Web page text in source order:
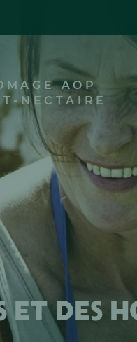
AOP
NECTAIRE
et des